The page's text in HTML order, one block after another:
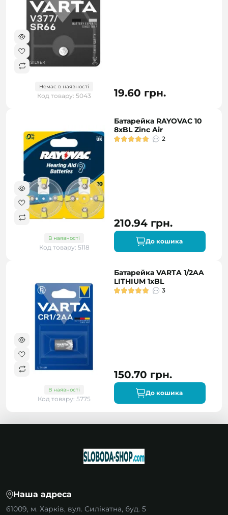
Немає в наявності
Код товару: 5043 19.60 грн.
В наявності
Код товару: 5118
Батарейка RAYOVAC 10
8xBL Zinc Air
2
210.94 грн.
До кошика
В наявності
Код товару: 5775
Батарейка VARTA 1/2AA
LITHIUM 1xBL
3
150.70 грн.
До кошика
Наша адреса
61009, м. Харків, вул. Силікатна, буд. 5